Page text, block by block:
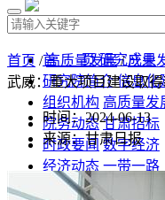
首 页 研究成果
研究院简介 信息化
组织机构 高质量发
院务动态 甘肃招标
时政要闻 数字经济
经济动态 一带一路
发改视点
首页 /高质量发展/产业
武威：重大项目建设取
时间：2024-06-13
来源：甘肃日报